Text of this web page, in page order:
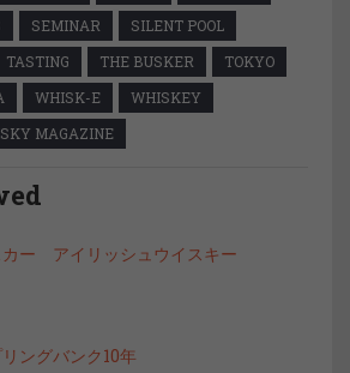
SEMINAR
SILENT POOL
TASTING THE BUSKER
TOKYO
WHISK-E
WHISKEY
MAGAZINE
ー アイリッシュウイスキー
ングバンク10年